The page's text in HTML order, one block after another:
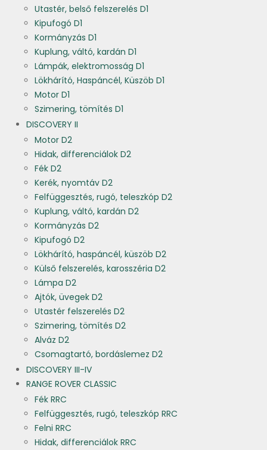
Utastér, belső felszerelés D1
Kipufogó D1
Kormányzás D1
Kuplung, váltó, kardán D1
Lámpák, elektromosság D1
Lökhárító, Haspáncél, Küszöb D1
Motor D1
Szimering, tömítés D1
DISCOVERY II
Motor D2
Hidak, differenciálok D2
Fék D2
Kerék, nyomtáv D2
Felfüggesztés, rugó, teleszkóp D2
Kuplung, váltó, kardán D2
Kormányzás D2
Kipufogó D2
Lökhárító, haspáncél, küszöb D2
Külső felszerelés, karosszéria D2
Lámpa D2
Ajtók, üvegek D2
Utastér felszerelés D2
Szimering, tömítés D2
Alváz D2
Csomagtartó, bordáslemez D2
DISCOVERY III-IV
RANGE ROVER CLASSIC
Fék RRC
Felfüggesztés, rugó, teleszkóp RRC
Felni RRC
Hidak, differenciálok RRC